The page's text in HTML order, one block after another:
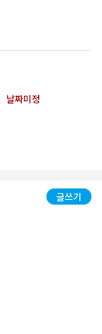
날짜미정
글쓰기